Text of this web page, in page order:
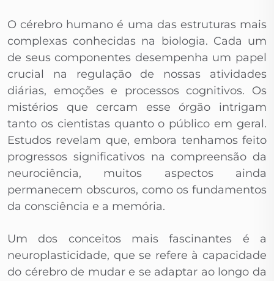
O cérebro humano é uma das estruturas mais
complexas conhecidas na biologia. Cada um
de seus componentes desempenha um papel
crucial na regulação de nossas atividades
diárias, emoções e processos cognitivos. Os
mistérios que cercam esse órgão intrigam
tanto os cientistas quanto o público em geral.
Estudos revelam que, embora tenhamos feito
progressos significativos na compreensão da
neurociência, muitos aspectos ainda
permanecem obscuros, como os fundamentos
da consciência e a memória.
Um dos conceitos mais fascinantes é a
neuroplasticidade, que se refere à capacidade
do cérebro de mudar e se adaptar ao longo da